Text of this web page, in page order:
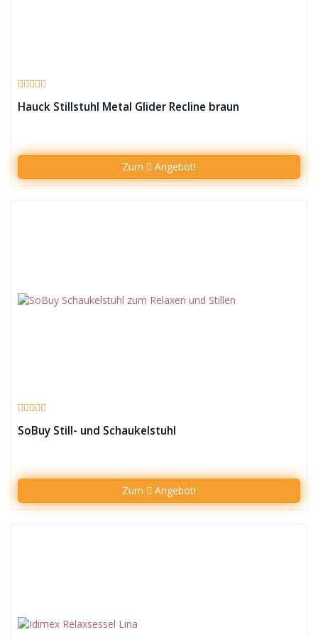
Hauck Stillstuhl Metal Glider Recline braun
Zum Angebot!
SoBuy Still- und Schaukelstuhl
Zum Angebot!